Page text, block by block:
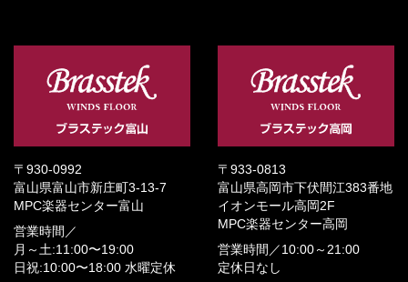
〒930-0992
富山県富山市新庄町3-13-7
MPC楽器センター富山
営業時間／
月～土:11:00〜19:00
日祝:10:00〜18:00 水曜定休
〒933-0813
富山県高岡市下伏間江383番地
イオンモール高岡2F
MPC楽器センター高岡
営業時間／ 10:00～21:00
定休日なし